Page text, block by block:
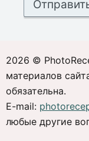
2026 ©
материалов
обязательна.
E-mail:
любые другие